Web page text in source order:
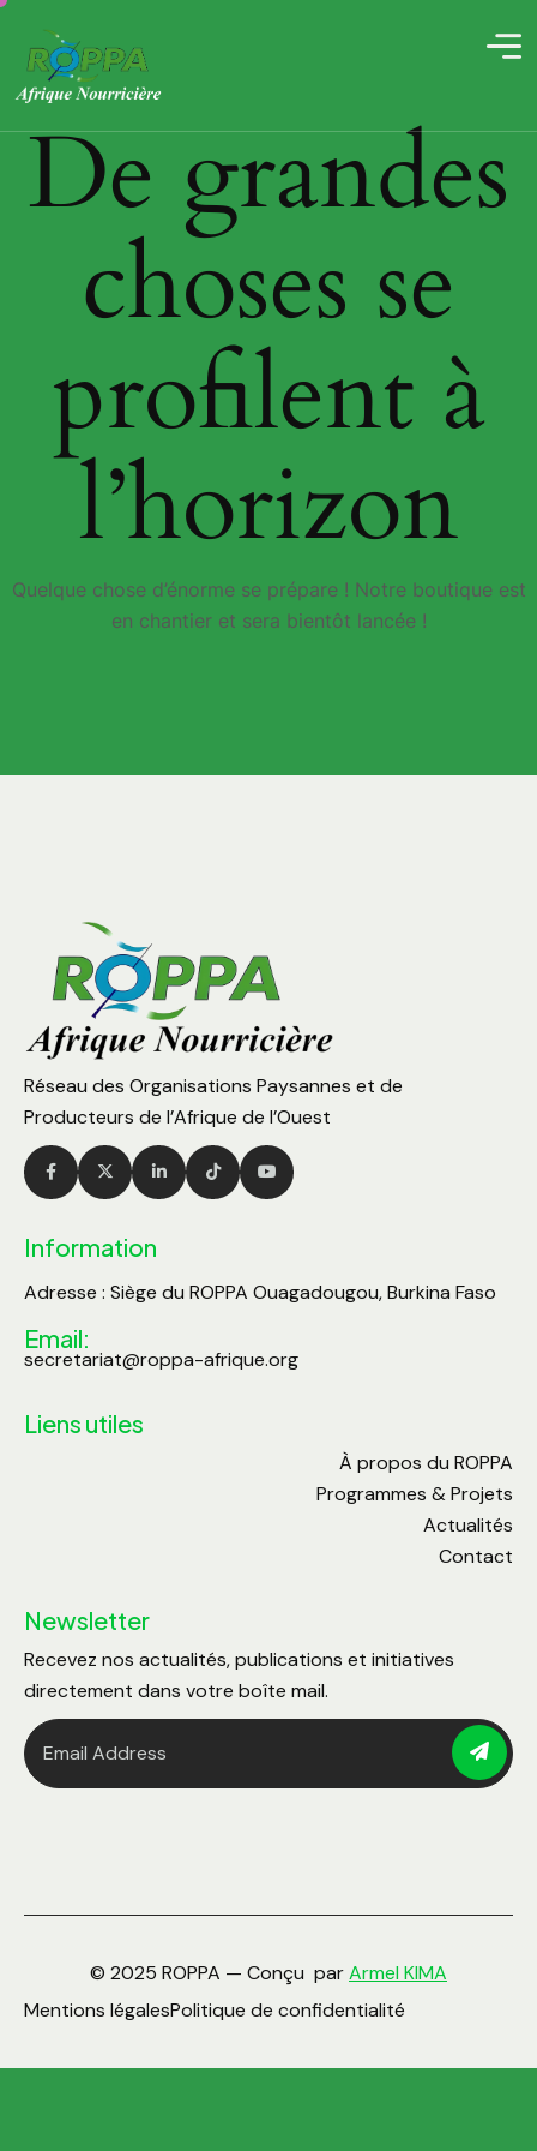
De grandes
choses se
profilent à
l’horizon
Quelque chose d’énorme se prépare ! Notre boutique est
en chantier et sera bientôt lancée !
Réseau des Organisations Paysannes et de
Producteurs de l’Afrique de l’Ouest
Information
Adresse : Siège du ROPPA Ouagadougou, Burkina Faso
Email:
secretariat@roppa-afrique.org
Liens utiles
À propos du ROPPA
Programmes & Projets
Actualités
Contact
Newsletter
Recevez nos actualités, publications et initiatives
directement dans votre boîte mail.
© 2025 ROPPA — Conçu parArmel KIMA
Mentions légalesPolitique de confidentialité